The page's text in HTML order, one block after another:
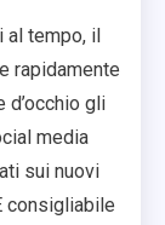
al tempo, il
rapidamente
d’occhio gli
media
sui nuovi
consigliabile